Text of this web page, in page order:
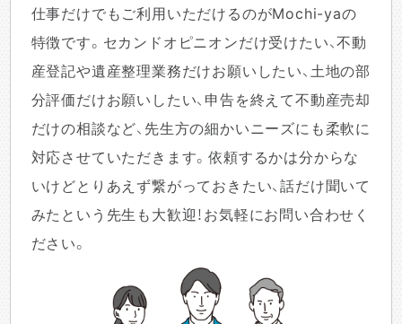
仕事だけでもご利用いただけるのがMochi-yaの
特徴です。セカンドオピニオンだけ受けたい、不動
産登記や遺産整理業務だけお願いしたい、土地の部
分評価だけお願いしたい、申告を終えて不動産売却
だけの相談など、先生方の細かいニーズにも柔軟に
対応させていただきます。依頼するかは分からな
いけどとりあえず繋がっておきたい、話だけ聞いて
みたという先生も大歓迎！お気軽にお問い合わせく
ださい。